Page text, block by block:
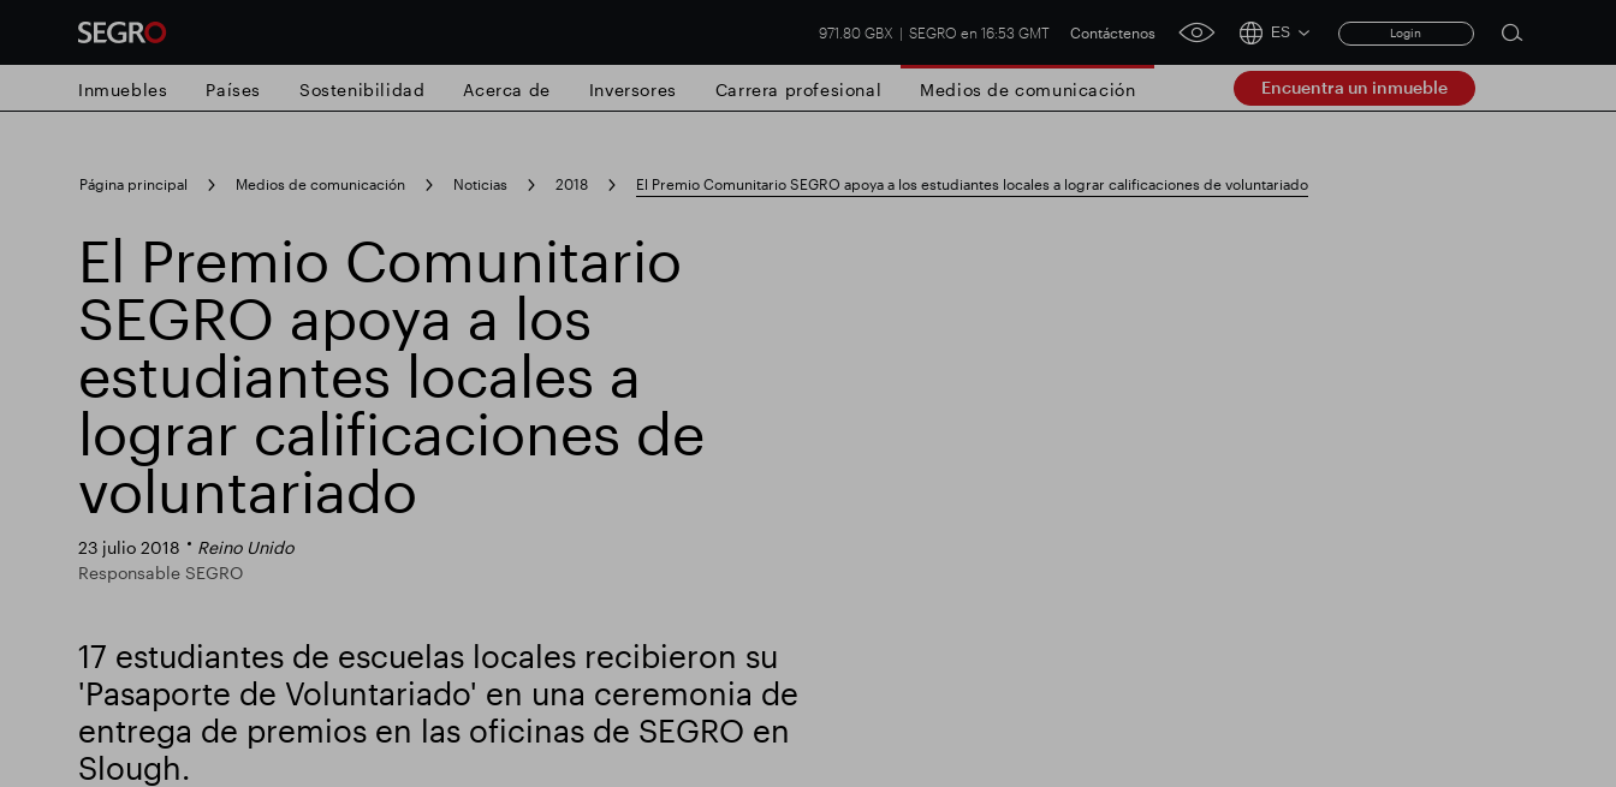
971.80 GBX SEGRO en 16:53 GMT Contáctenos
accessibility
ES Login
form
search
for
Búsqueda popular
Responsable SEGRO Finca comercial Slough
Inmuebles Países Sostenibilidad Acerca de Inversores Carrera profesional Medios de comunicación Encuentra un inmueble
Página principal Medios de comunicación Noticias 2018 El Premio Comunitario SEGRO apoya a los estudiantes locales a lograr calificaciones de voluntariado
El Premio Comunitario
SEGRO apoya a los
estudiantes locales a
lograr calificaciones de
voluntariado
23 julio 2018
Reino Unido
Responsable SEGRO
17 estudiantes de escuelas locales recibieron su
'Pasaporte de Voluntariado' en una ceremonia de
entrega de premios en las oficinas de SEGRO en
Slough.